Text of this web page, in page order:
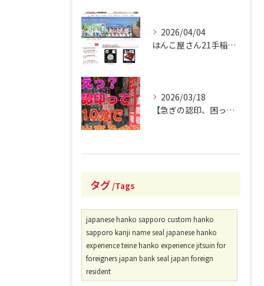
2026/04/04
はんこ屋さん21手稲駅南口店 オフィシャルホームページリニュ...
2026/03/18
【急ぎの認印、困ったことありませんか？】
タグ Tags
japanese hanko sapporo custom hanko
sapporo kanji name seal japanese hanko
experience teine hanko experience jitsuin for
foreigners japan bank seal japan foreign
resident